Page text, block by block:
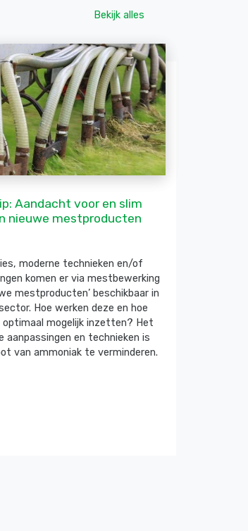
Bekijk alles
Aandacht voor en slim
nieuwe mestproducten
moderne technieken en/of
komen er via mestbewerking
mestproducten’ beschikbaar in
Hoe werken deze en hoe
optimaal mogelijk inzetten? Het
aanpassingen en technieken is
van ammoniak te verminderen.